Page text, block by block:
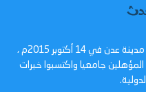
عدن تايم - صحيفة الكترونية تأسست في مدينة عدن في 14 أكتوبر 2015م ،
جامعيا واكتسبوا خبرات